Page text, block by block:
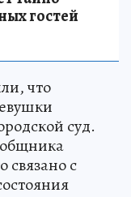
гостей
что
суд.
связано с